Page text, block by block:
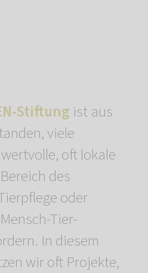
Stiftung ist aus
viele
oft lokale
des
oder
Tier-
In diesem
wir oft Projekte,